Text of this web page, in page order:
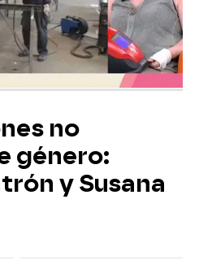
no
género:
y Susana